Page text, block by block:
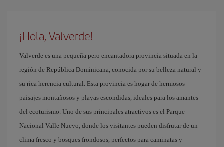
¡Hola, Valverde!
Valverde es una pequeña pero encantadora provincia situada en la
región de República Dominicana, conocida por su belleza natural y
su rica herencia cultural. Esta provincia es hogar de hermosos
paisajes montañosos y playas escondidas, ideales para los amantes
del ecoturismo. Uno de sus principales atractivos es el Parque
Nacional Valle Nuevo, donde los visitantes pueden disfrutar de un
clima fresco y bosques frondosos, perfectos para caminatas y